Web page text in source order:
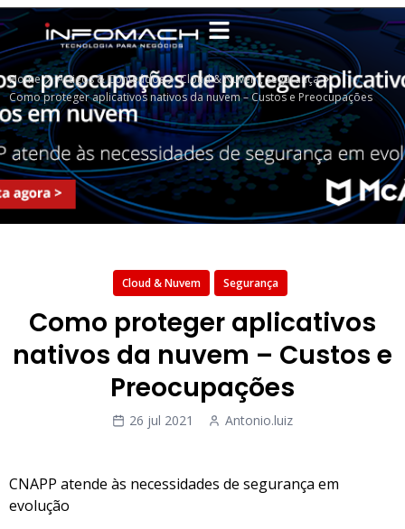
Home Artigos & Conteúdos Cloud & Nuvem,Segurança
Como proteger aplicativos nativos da nuvem – Custos e Preocupações
Cloud & Nuvem Segurança
Como proteger aplicativos
nativos da nuvem – Custos e
Preocupações
26 jul 2021 Antonio.luiz
CNAPP atende às necessidades de segurança em
evolução